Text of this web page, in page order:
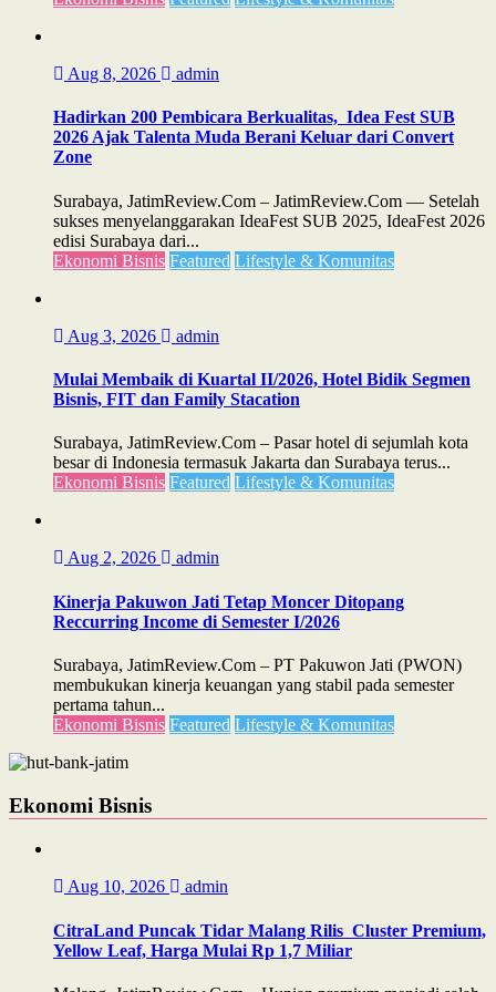
Aug 8, 2026 admin
Hadirkan 200 Pembicara Berkualitas, Idea Fest SUB
2026 Ajak Talenta Muda Berani Keluar dari Convert
Zone
Surabaya, JatimReview.Com – JatimReview.Com — Setelah
sukses menyelanggarakan IdeaFest SUB 2025, IdeaFest 2026
edisi Surabaya dari...
Ekonomi Bisnis Featured Lifestyle & Komunitas
Aug 3, 2026 admin
Mulai Membaik di Kuartal II/2026, Hotel Bidik Segmen
Bisnis, FIT dan Family Stacation
Surabaya, JatimReview.Com – Pasar hotel di sejumlah kota
besar di Indonesia termasuk Jakarta dan Surabaya terus...
Ekonomi Bisnis Featured Lifestyle & Komunitas
Aug 2, 2026 admin
Kinerja Pakuwon Jati Tetap Moncer Ditopang
Reccurring Income di Semester I/2026
Surabaya, JatimReview.Com – PT Pakuwon Jati (PWON)
membukukan kinerja keuangan yang stabil pada semester
pertama tahun...
Ekonomi Bisnis Featured Lifestyle & Komunitas
Ekonomi Bisnis
Aug 10, 2026 admin
CitraLand Puncak Tidar Malang Rilis Cluster Premium,
Yellow Leaf, Harga Mulai Rp 1,7 Miliar